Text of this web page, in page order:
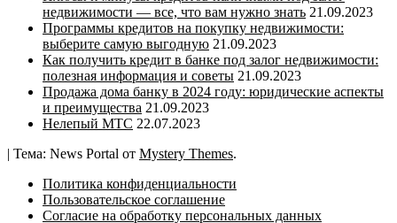
недвижимости — все, что вам нужно знать 21.09.2023
Программы кредитов на покупку недвижимости:
выберите самую выгодную 21.09.2023
Как получить кредит в банке под залог недвижимости:
полезная информация и советы 21.09.2023
Продажа дома банку в 2024 году: юридические аспекты
и преимущества 21.09.2023
Нелепый МТС 22.07.2023
| Тема: News Portal от Mystery Themes.
Политика конфиденциальности
Пользовательское соглашение
Согласие на обработку персональных данных